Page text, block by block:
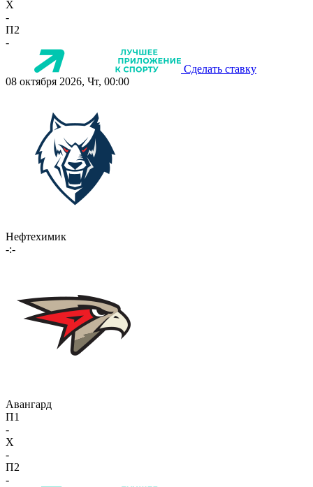
X
-
П2
-
Сделать ставку
08 октября 2026, Чт, 00:00
Нефтехимик
-:-
Авангард
П1
-
X
-
П2
-